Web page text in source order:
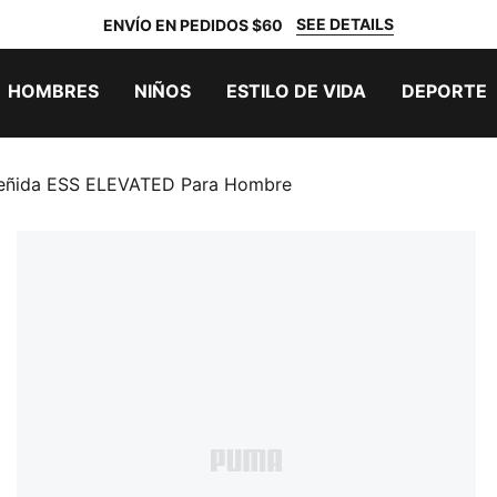
ENVÍO EN PEDIDOS $60 SEE DETAILS
HOMBRES NIÑOS ESTILO DE VIDA DEPORTE
ESS ELEVATED Para Hombre